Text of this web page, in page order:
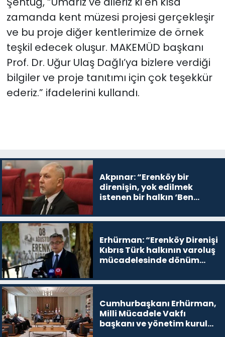
zamanda kent müzesi projesi gerçekleşir
ve bu proje diğer kentlerimize de örnek
teşkil edecek oluşur. MAKEMÜD başkanı
Prof. Dr. Uğur Ulaş Dağlı’ya bizlere verdiği
bilgiler ve proje tanıtımı için çok teşekkür
ederiz.” ifadelerini kullandı.
Akpınar: “Erenköy bir
direnişin, yok edilmek
istenen bir halkın ‘Ben
devam edeceğim’ dediği
Erhürman: “Erenköy Direnişi
Kıbrıs Türk halkının varoluş
mücadelesinde dönüm
Cumhurbaşkanı Erhürman,
Milli Mücadele Vakfı
başkanı ve yönetim kurulu